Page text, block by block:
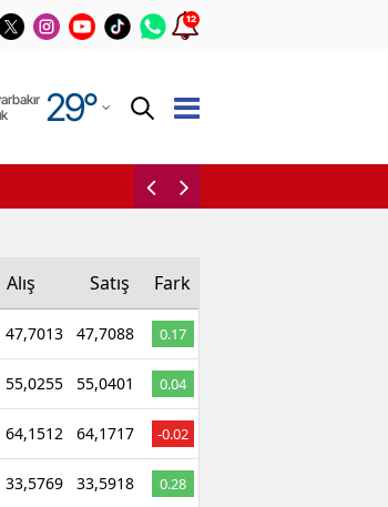
12
29°
Adıyaman
Ankara
Antalya
Artvin
Aydın
Balıkesir
Alış Satış Fark
47,7013 47,7088 0.17
55,0255 55,0401 0.04
64,1512 64,1717
-0.02
33,5769 33,5918 0.28